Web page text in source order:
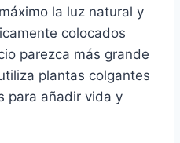
la luz natural y
colocados
parezca más grande
plantas colgantes
para añadir vida y